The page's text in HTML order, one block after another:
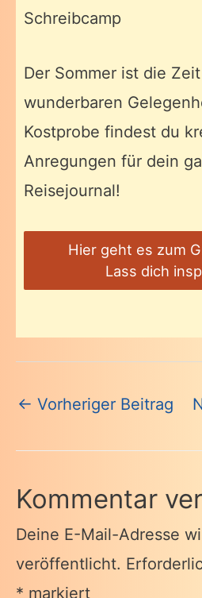
Schreibcamp
Der Sommer ist die
wunderbaren
Kostprobe findest du
Anregungen für dein
Reisejournal!
Hier geht es zum
Lass dich
Beitragsnavigation
← Vorheriger Beitrag
Kommentar
Deine E-Mail-Adresse
veröffentlicht.
* markiert